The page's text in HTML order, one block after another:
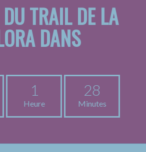
TRAIL DE LA
DANS
1
Heure
28
Minutes